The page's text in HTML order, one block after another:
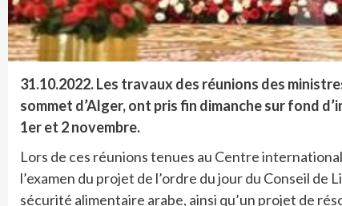
31.10.2022.Les travaux des réunions des
sommet d’Alger, ont pris fin dimanche sur fond
1er et 2 novembre.
Lors de ces réunions tenues au Centre
l’examen du projet de l’ordre du jour du Conseil de
sécurité alimentaire arabe, ainsi qu’un projet de